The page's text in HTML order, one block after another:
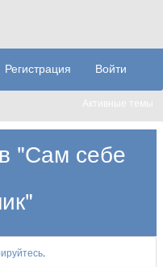
"Сам себе
Регистрация Войти
Активные темы
.